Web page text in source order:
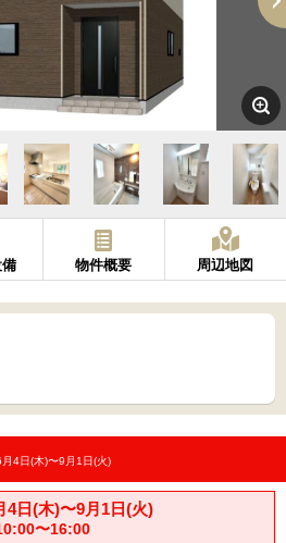
物件概要 周辺地図
4日(木)〜9月1日(火)
4日(木)〜9月1日(火)
〜16:00